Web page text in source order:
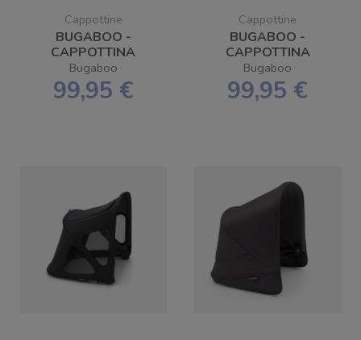
Cappottine
BUGABOO -
CAPPOTTINA
DRAGONFLY
Bugaboo
99,95 €
Cappottine
BUGABOO -
CAPPOTTINA
DRAGONFLY
BREEZY
Bugaboo
99,95 €